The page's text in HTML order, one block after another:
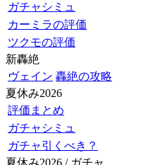
ガチャシミュ
カーミラの評価
ツクモの評価
新轟絶
ヴェイン 轟絶の攻略
夏休み2026
評価まとめ
ガチャシミュ
ガチャ引くべき？
夏休み2026 / ガチャ